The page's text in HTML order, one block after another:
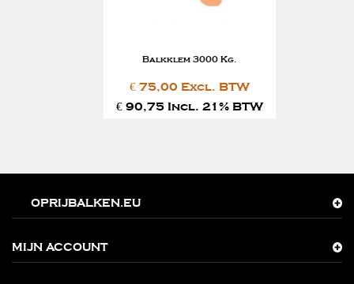
Balkklem 3000 Kg.
€ 75,00 Excl. BTW
€ 90,75 Incl. 21% BTW
OPRIJBALKEN.EU
MIJN ACCOUNT